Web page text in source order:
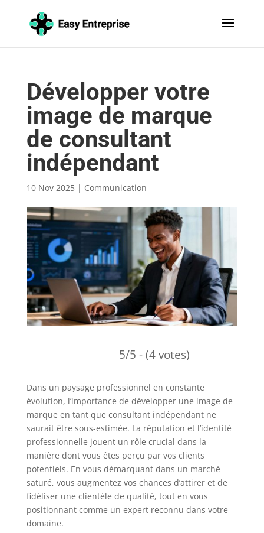
Développer votre
image de marque
de consultant
indépendant
10 Nov 2025| Communication
5/5 - (4 votes)
Dans un paysage professionnel en constante
évolution, l’importance de développer une image de
marque en tant que consultant indépendant ne
saurait être sous-estimée. La réputation et l’identité
professionnelle jouent un rôle crucial dans la
manière dont vous êtes perçu par vos clients
potentiels. En vous démarquant dans un marché
saturé, vous augmentez vos chances d’attirer et de
fidéliser une clientèle de qualité, tout en vous
positionnant comme un expert reconnu dans votre
domaine.